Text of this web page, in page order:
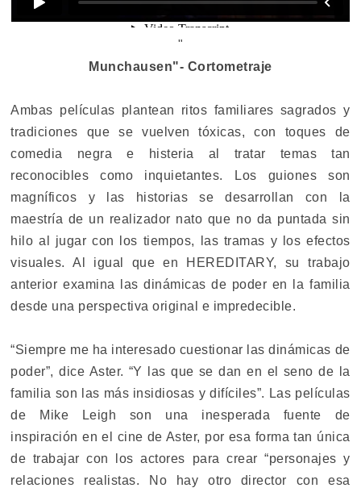
"
Munchausen"- Cortometraje
Ambas películas plantean ritos familiares sagrados y
tradiciones que se vuelven tóxicas, con toques de
comedia negra e histeria al tratar temas tan
reconocibles como inquietantes. Los guiones son
magníficos y las historias se desarrollan con la
maestría de un realizador nato que no da puntada sin
hilo al jugar con los tiempos, las tramas y los efectos
visuales. Al igual que en HEREDITARY, su trabajo
anterior examina las dinámicas de poder en la familia
desde una perspectiva original e impredecible.
“Siempre me ha interesado cuestionar las dinámicas de
poder”, dice Aster. “Y las que se dan en el seno de la
familia son las más insidiosas y difíciles”. Las películas
de Mike Leigh son una inesperada fuente de
inspiración en el cine de Aster, por esa forma tan única
de trabajar con los actores para crear “personajes y
relaciones realistas. No hay otro director con esa